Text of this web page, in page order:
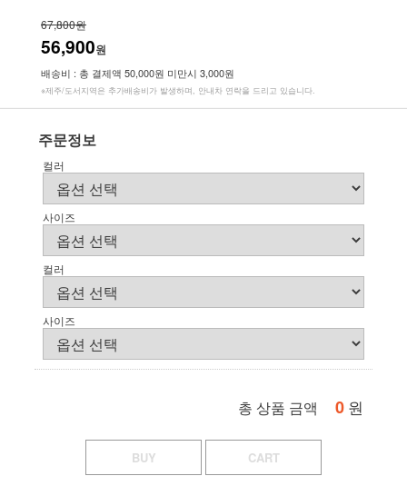
67,800원
56,900원
배송비 : 총 결제액 50,000원 미만시 3,000원
※제주/도서지역은 추가배송비가 발생하며, 안내차 연락을 드리고 있습니다.
주문정보
컬러
사이즈
컬러
사이즈
총 상품 금액 0 원
BUY CART